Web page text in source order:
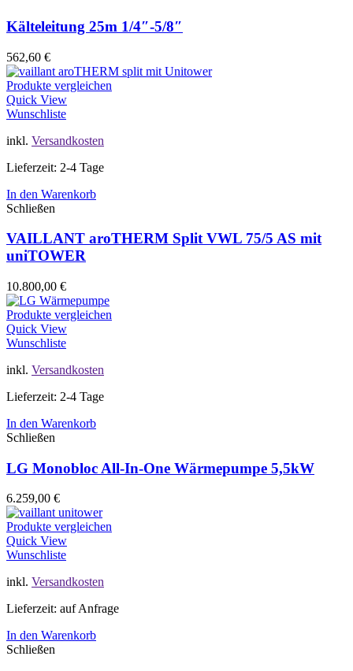
Kälteleitung 25m 1/4″-5/8″
562,60 €
Produkte vergleichen
Quick View
Wunschliste
inkl. Versandkosten
Lieferzeit: 2-4 Tage
In den Warenkorb
Schließen
VAILLANT aroTHERM Split VWL 75/5 AS mit
uniTOWER
10.800,00 €
Produkte vergleichen
Quick View
Wunschliste
inkl. Versandkosten
Lieferzeit: 2-4 Tage
In den Warenkorb
Schließen
LG Monobloc All-In-One Wärmepumpe 5,5kW
6.259,00 €
Produkte vergleichen
Quick View
Wunschliste
inkl. Versandkosten
Lieferzeit: auf Anfrage
In den Warenkorb
Schließen